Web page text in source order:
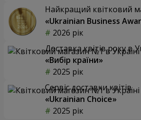
Найкращий квітковий
«Ukrainian Business
2026 рік
Доставка квітів року в
«Вибір країни»
2025 рік
Сервіс доставки квітів
«Ukrainian Choice»
2025 рік